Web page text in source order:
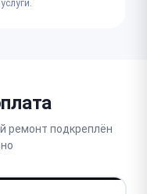
ремонт подкреплён